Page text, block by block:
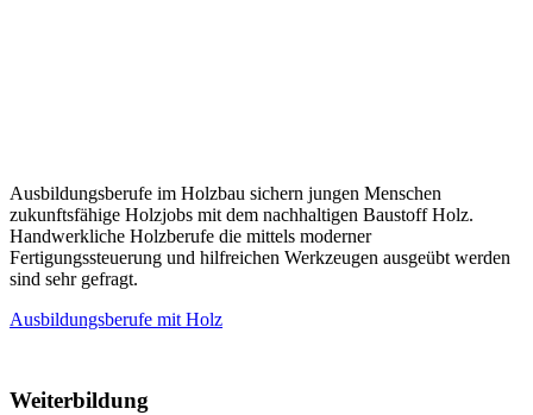
Ausbildungsberufe im Holzbau sichern jungen Menschen
zukunftsfähige Holzjobs mit dem nachhaltigen Baustoff Holz.
Handwerkliche Holzberufe die mittels moderner
Fertigungssteuerung und hilfreichen Werkzeugen ausgeübt werden
sind sehr gefragt.
Ausbildungsberufe mit Holz
Weiterbildung